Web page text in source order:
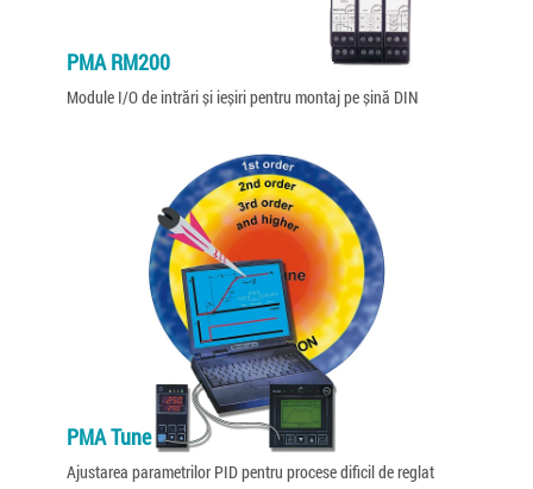
PMA RM200
Module I/O de intrări și ieșiri pentru montaj pe șină DIN
PMA Tune
Ajustarea parametrilor PID pentru procese dificil de reglat